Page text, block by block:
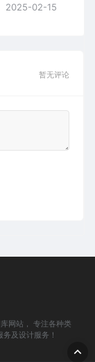
2025-02-15
暂无评论
网站， 专注各种类
及设计服务！